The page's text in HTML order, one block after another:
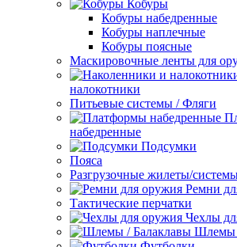
Кобуры
Кобуры набедренные
Кобуры наплечные
Кобуры поясные
Маскировочные ленты для
налокотники
Питьевые системы / Фляги
набедренные
Подсумки
Пояса
Разгрузочные жилеты/
Ремни
Тактические перчатки
Чехлы
Шлемы